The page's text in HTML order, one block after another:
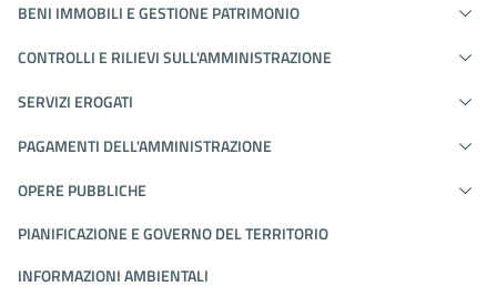
BENI IMMOBILI E GESTIONE PATRIMONIO
CONTROLLI E RILIEVI SULL'AMMINISTRAZIONE
SERVIZI EROGATI
PAGAMENTI DELL'AMMINISTRAZIONE
OPERE PUBBLICHE
PIANIFICAZIONE E GOVERNO DEL TERRITORIO
INFORMAZIONI AMBIENTALI